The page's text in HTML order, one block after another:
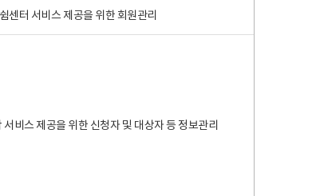
센터 서비스 제공을 위한 회원관리
비스 제공을 위한 신청자 및 대상자 등 정보관리